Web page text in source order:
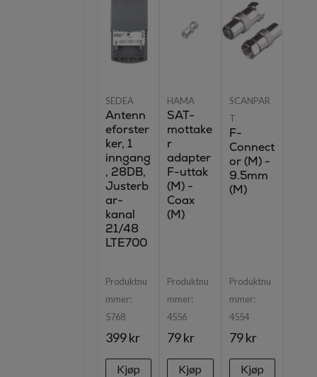
SEDEA
Antenn
eforster
ker, 1
inngang
, 28DB,
Justerb
ar-
kanal
21/48
LTE700
Produktnu
mmer:
5768
399 kr
Kjøp
HAMA
SAT-
mottake
r
adapter
F-uttak
(M) -
Coax
(M)
Produktnu
mmer:
4556
79 kr
Kjøp
SCANPAR
T
F-
Connect
or (M) -
9.5mm
(M)
Produktnu
mmer:
4554
79 kr
Kjøp